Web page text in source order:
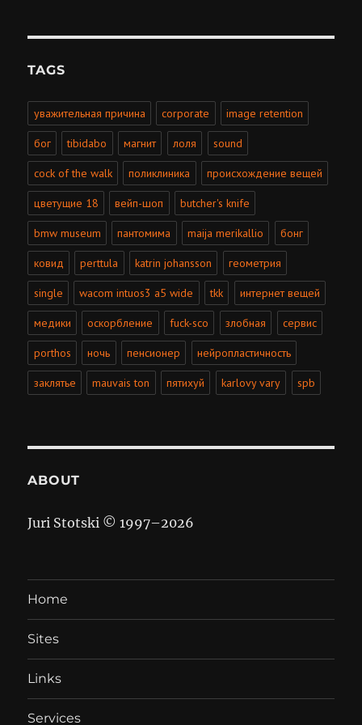
TAGS
уважительная причина corporate image retention
бог tibidabo магнит лоля sound
cock of the walk поликлиника происхождение вещей
цветущие 18 вейп-шоп butcher's knife
bmw museum пантомима maija merikallio бонг
ковид perttula katrin johansson геометрия
single wacom intuos3 a5 wide tkk интернет вещей
медики оскорбление fuck-sco злобная сервис
porthos ночь пенсионер нейропластичность
заклятье mauvais ton пятихуй karlovy vary spb
ABOUT
Juri Stotski © 1997–2026
Home
Sites
Links
Services